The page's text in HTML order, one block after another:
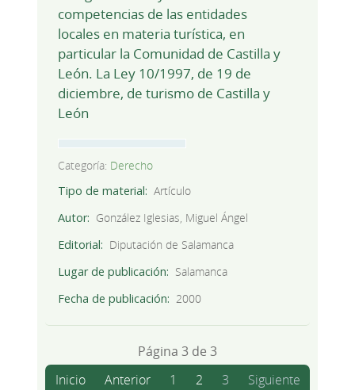
competencias de las entidades
locales en materia turística, en
particular la Comunidad de Castilla y
León. La Ley 10/1997, de 19 de
diciembre, de turismo de Castilla y
León
Categoría: Derecho
Tipo de material
Artículo
Autor
González Iglesias, Miguel Ángel
Editorial
Diputación de Salamanca
Lugar de publicación
Salamanca
Fecha de publicación
2000
Página 3 de 3
Inicio
Anterior 1 2 3
Siguiente